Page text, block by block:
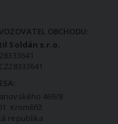
OBCHODU:
Soldán s.r.o.
469/8
Kroměříž
republika